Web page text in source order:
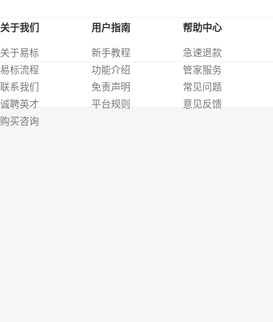
关于我们
关于易标
易标流程
联系我们
诚聘英才
购买咨询
用户指南
新手教程
功能介绍
免责声明
平台规则
帮助中心
急速退款
管家服务
常见问题
意见反馈